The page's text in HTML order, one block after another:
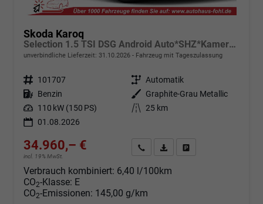
Skoda Karoq
Selection 1.5 TSI DSG Android Auto*SHZ*Kamera*Keyless*PDC v/h*Klimaauto*SUNSET*LED
unverbindliche Lieferzeit: 31.10.2026 Fahrzeug mit Tageszulassung
Fahrzeugnr. 101707 Getriebe Automatik
Kraftstoff Benzin Außenfarbe
Graphite-Grau Metallic
Leistung 110 kW (150 PS) Kilometerstand 25 km
01.08.2026
34.960,– €
incl. 19% MwSt.
Angebot anfordern
Fahrzeugexpose (PDF)
Verbrauch kombiniert: 6,40 l/100km
CO2-Klasse: E
CO2-Emissionen: 145,00 g/km